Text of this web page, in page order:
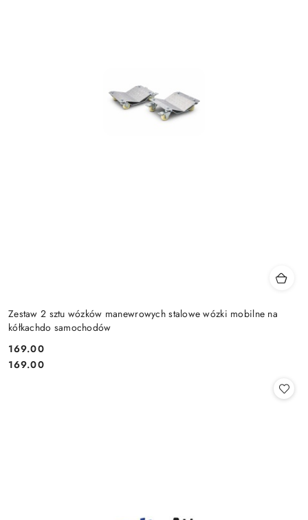
Zestaw 2 sztu wózków manewrowych stalowe wózki mobilne na
kółkachdo samochodów
Cena:
169.00
Cena:
169.00